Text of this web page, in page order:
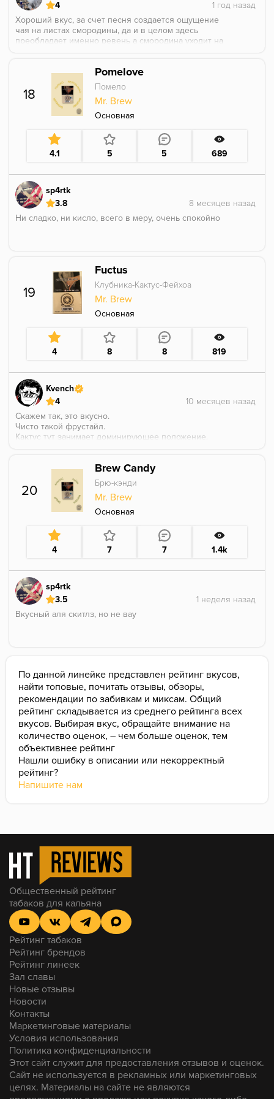
4
Хороший вкус, за счет песня создается ощущение
чая на листах смородины, да и в целом здесь
преобладает именно ревень а смородина уходит на
18
Pomelove
Помело
Mr. Brew
Основная
4.1 5 5 689
sp4rtk
3.8
Ни сладко, ни кисло, всего в меру, очень спокойно
19
Fuctus
Клубника-Кактус-Фейхоа
Mr. Brew
Основная
4 8 8 819
Kvench
4
Скажем так, это вкусно.
Чисто такой фрустайл.
Кактус тут занимает доминирующее положение.
С одной стороны, он достаточно плотный во вкусе,
но напиточность, напрашивается сама собой.
20
Brew Candy
Брю-кэнди
Mr. Brew
Основная
4 7 7 1.4k
sp4rtk
3.5
Вкусный аля скитлз, но не вау
По данной линейке представлен рейтинг вкусов,
найти топовые, почитать отзывы, обзоры,
рекомендации по забивкам и миксам. Общий
рейтинг складывается из среднего рейтинга всех
вкусов. Выбирая вкус, обращайте внимание на
количество оценок, – чем больше оценок, тем
объективнее рейтинг
Нашли ошибку в описании или некорректный
рейтинг?
Напишите нам
Общественный рейтинг
табаков для кальяна
Рейтинг табаков
Рейтинг брендов
Рейтинг линеек
Зал славы
Новые отзывы
Новости
Контакты
Маркетинговые материалы
Условия использования
Политика конфиденциальности
Этот сайт служит для предоставления отзывов и оценок.
Сайт не используется в рекламных или маркетинговых
целях. Материалы на сайте не являются